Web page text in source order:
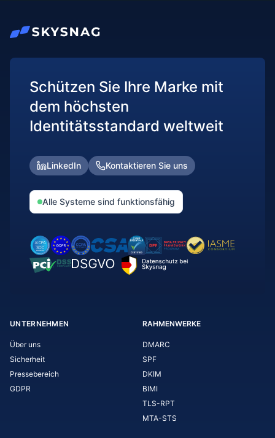
Schützen Sie Ihre Marke mit
dem höchsten
Identitätsstandard weltweit
LinkedIn Kontaktieren Sie uns
Alle Systeme sind funktionsfähig
UNTERNEHMEN
Über uns
Sicherheit
Pressebereich
GDPR
RAHMENWERKE
DMARC
SPF
DKIM
BIMI
TLS-RPT
MTA-STS